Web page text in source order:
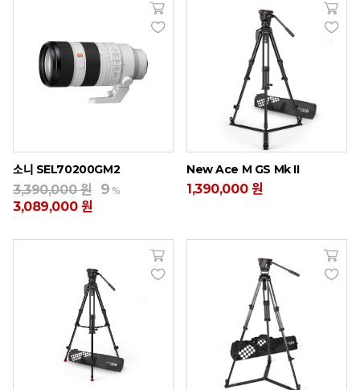
소니 SEL70200GM2
3,390,000 원 9 %
3,089,000 원
New Ace M GS Mk II
1,390,000 원